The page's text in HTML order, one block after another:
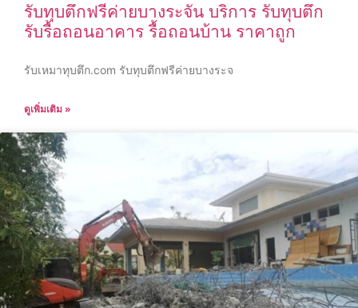
รับทุบตึกฟรีค่ายบางระจัน บริการ รับทุบตึก
รับรื้อถอนอาคาร รื้อถอนบ้าน ราคาถูก
รับเหมาทุบตึก.com รับทุบตึกฟรีค่ายบางระจ
ดูเพิ่มเติม »